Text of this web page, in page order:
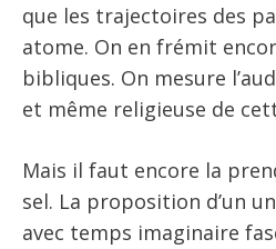
que les trajectoires des
atome. On en frémit
bibliques. On mesure
et même religieuse de
Mais il faut encore la
sel. La proposition d’un
avec temps imaginaire